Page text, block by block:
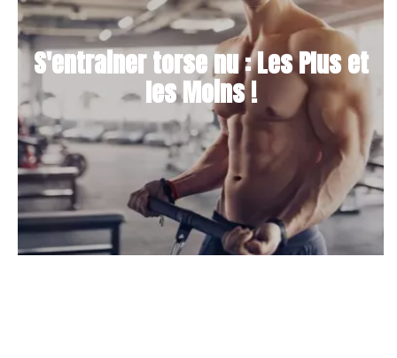
S'entrainer torse nu : Les Plus et
les Moins !